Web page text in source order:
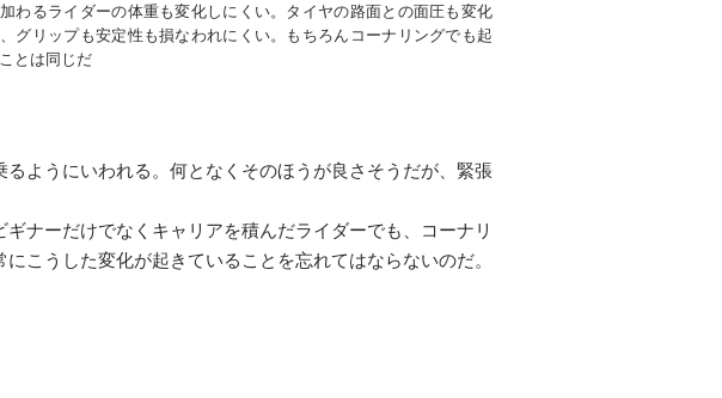
わるライダーの体重も変化しにくい。タイヤの路面との面圧も変化
グリップも安定性も損なわれにくい。もちろんコーナリングでも起
とは同じだ
ようにいわれる。何となくそのほうが良さそうだが、緊張
ナーだけでなくキャリアを積んだライダーでも、コーナリ
こうした変化が起きていることを忘れてはならないのだ。